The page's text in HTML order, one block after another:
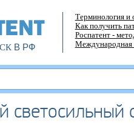
В РФ
Терминология и
Как получить
Роспатент -
Международная
светосильный